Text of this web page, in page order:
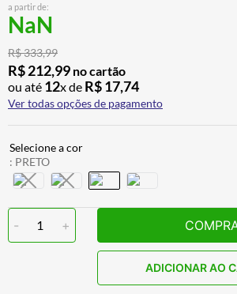
a partir de:
NaN
R$333,99
R$212,99 no cartão
ou até 12x de R$17,74
Ver todas opções de pagamento
: PRETO
- 1 +
ADICIONAR AO
7º
9º AIROH
10 º BOTAS